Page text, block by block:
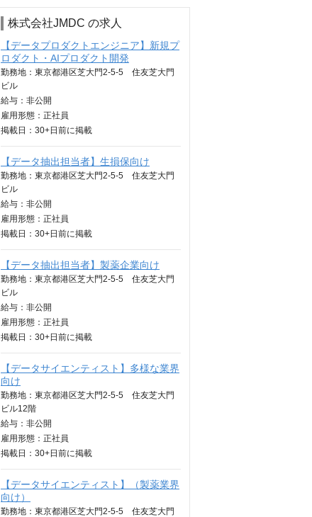
株式会社JMDC の求人
【データプロダクトエンジニア】新規プ
ロダクト・AIプロダクト開発
勤務地：東京都港区芝大門2-5-5 住友芝大門
ビル
給与： 非公開
雇用形態：正社員
掲載日： 30+日 前に掲載
【データ抽出担当者】生損保向け
勤務地：東京都港区芝大門2-5-5 住友芝大門
ビル
給与： 非公開
雇用形態：正社員
掲載日： 30+日 前に掲載
【データ抽出担当者】製薬企業向け
勤務地：東京都港区芝大門2-5-5 住友芝大門
ビル
給与： 非公開
雇用形態：正社員
掲載日： 30+日 前に掲載
【データサイエンティスト】多様な業界
向け
勤務地：東京都港区芝大門2-5-5 住友芝大門
ビル12階
給与： 非公開
雇用形態：正社員
掲載日： 30+日 前に掲載
【データサイエンティスト】（製薬業界
向け）
勤務地：東京都港区芝大門2-5-5 住友芝大門